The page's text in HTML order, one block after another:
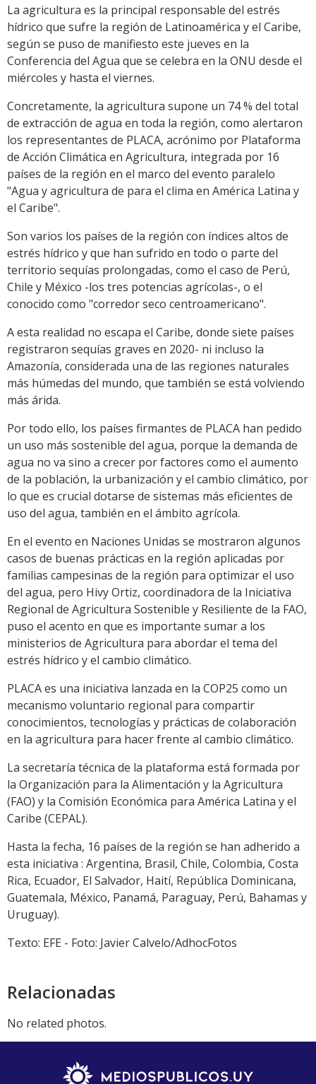
Link
La agricultura es la principal responsable del estrés
hídrico que sufre la región de Latinoamérica y el Caribe,
según se puso de manifiesto este jueves en la
Conferencia del Agua que se celebra en la ONU desde el
miércoles y hasta el viernes.
Concretamente, la agricultura supone un 74 % del total
de extracción de agua en toda la región, como alertaron
los representantes de PLACA, acrónimo por Plataforma
de Acción Climática en Agricultura, integrada por 16
países de la región en el marco del evento paralelo
"Agua y agricultura de para el clima en América Latina y
el Caribe".
Son varios los países de la región con índices altos de
estrés hídrico y que han sufrido en todo o parte del
territorio sequías prolongadas, como el caso de Perú,
Chile y México -los tres potencias agrícolas-, o el
conocido como "corredor seco centroamericano".
A esta realidad no escapa el Caribe, donde siete países
registraron sequías graves en 2020- ni incluso la
Amazonía, considerada una de las regiones naturales
más húmedas del mundo, que también se está volviendo
más árida.
Por todo ello, los países firmantes de PLACA han pedido
un uso más sostenible del agua, porque la demanda de
agua no va sino a crecer por factores como el aumento
de la población, la urbanización y el cambio climático, por
lo que es crucial dotarse de sistemas más eficientes de
uso del agua, también en el ámbito agrícola.
En el evento en Naciones Unidas se mostraron algunos
casos de buenas prácticas en la región aplicadas por
familias campesinas de la región para optimizar el uso
del agua, pero Hivy Ortiz, coordinadora de la Iniciativa
Regional de Agricultura Sostenible y Resiliente de la FAO,
puso el acento en que es importante sumar a los
ministerios de Agricultura para abordar el tema del
estrés hídrico y el cambio climático.
PLACA es una iniciativa lanzada en la COP25 como un
mecanismo voluntario regional para compartir
conocimientos, tecnologías y prácticas de colaboración
en la agricultura para hacer frente al cambio climático.
La secretaría técnica de la plataforma está formada por
la Organización para la Alimentación y la Agricultura
(FAO) y la Comisión Económica para América Latina y el
Caribe (CEPAL).
Hasta la fecha, 16 países de la región se han adherido a
esta iniciativa : Argentina, Brasil, Chile, Colombia, Costa
Rica, Ecuador, El Salvador, Haití, República Dominicana,
Guatemala, México, Panamá, Paraguay, Perú, Bahamas y
Uruguay).
Texto: EFE - Foto: Javier Calvelo/AdhocFotos
Relacionadas
No related photos.